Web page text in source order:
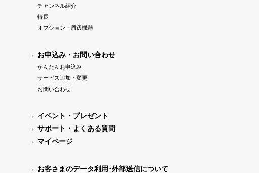
チャンネル紹介
特長
オプション・周辺機器
お申込み・お問い合わせ
かんたんお申込み
サービス追加・変更
お問い合わせ
イベント・プレゼント
サポート・よくある質問
マイページ
お客さまのデータ利用･外部送信について